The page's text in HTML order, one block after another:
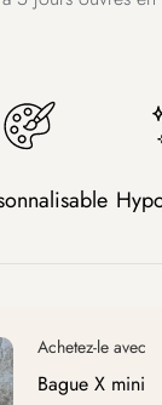
Bague X mini